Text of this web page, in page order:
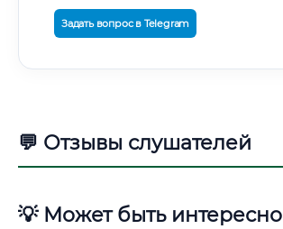
Задать вопрос в Telegram
💬 Отзывы слушателей
💡 Может быть интересно